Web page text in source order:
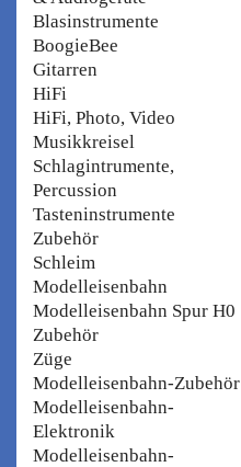
Blasinstrumente
BoogieBee
Gitarren
HiFi
HiFi, Photo, Video
Musikkreisel
Schlagintrumente,
Percussion
Tasteninstrumente
Zubehör
Schleim
Modelleisenbahn
Modelleisenbahn Spur H0
Zubehör
Züge
Modelleisenbahn-Zubehör
Modelleisenbahn-
Elektronik
Modelleisenbahn-